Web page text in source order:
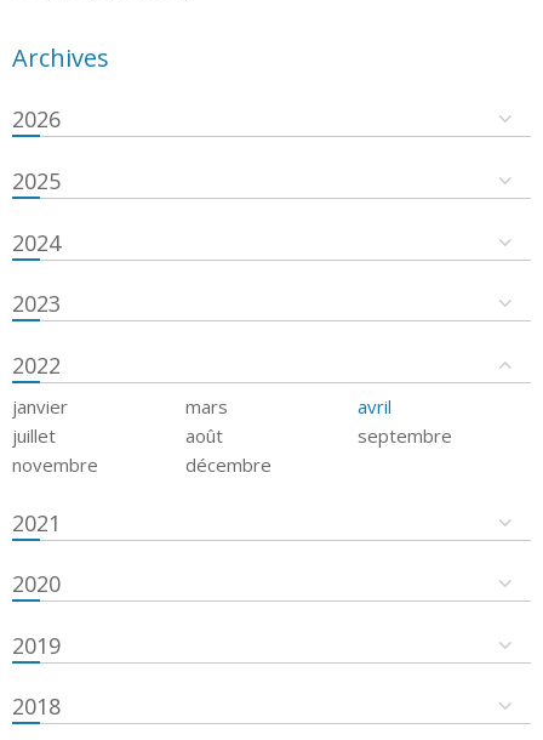
Archives
2026
2025
2024
2023
2022
janvier mars
avril
juillet
août
septembre
novembre
décembre
2021
2020
2019
2018